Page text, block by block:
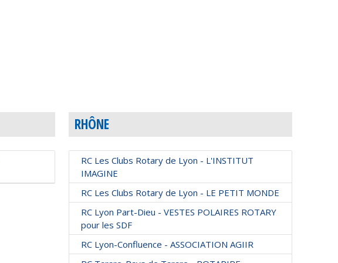
RHÔNE
RC Les Clubs Rotary de Lyon - L'INSTITUT
IMAGINE
RC Les Clubs Rotary de Lyon - LE PETIT MONDE
RC Lyon Part-Dieu - VESTES POLAIRES ROTARY
pour les SDF
RC Lyon-Confluence - ASSOCIATION AGIIR